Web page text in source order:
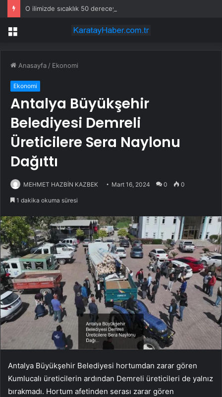
Menü
Anasayfa / Ekonomi
Ekonomi
Antalya Büyükşehir
Belediyesi Demreli
Üreticilere Sera Naylonu
Dağıttı
MEHMET HAZBİN KAZBEK Mart 16, 2024 0 0
1 dakika okuma süresi
Antalya Büyükşehir Belediyesi hortumdan zarar gören
Kumlucalı üreticilerin ardından Demreli üreticileri de yalnız
bırakmadı. Hortum afetinden serası zarar gören